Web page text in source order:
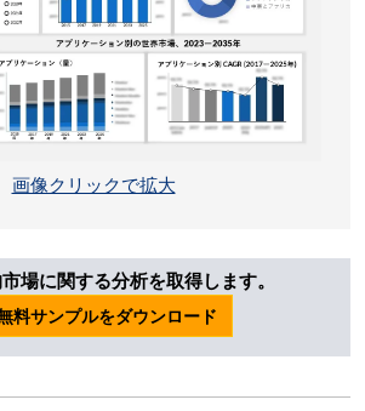
画像クリックで拡大
場に関する分析を取得します。
料サンプルをダウンロード